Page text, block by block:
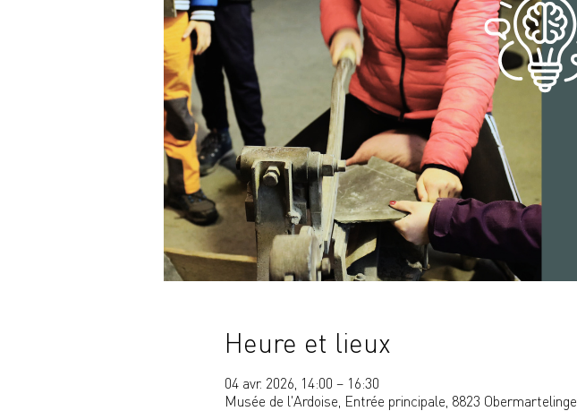
Heure et lieux
04 avr. 2026, 14:00 – 16:30
Musée de l'Ardoise, Entrée principale, 8823